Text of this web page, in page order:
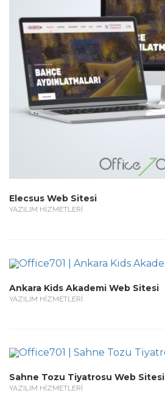
Elecsus Web Sitesi
YAZILIM HİZMETLERİ
Ankara Kids Akademi Web Sitesi
YAZILIM HİZMETLERİ
Sahne Tozu Tiyatrosu Web Sitesi
YAZILIM HİZMETLERİ